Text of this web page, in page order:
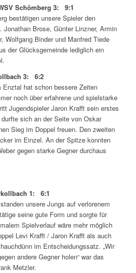
Schömberg 3: 9:1
bestätigen unsere Spieler den
Jonathan Brose, Günter Linzner, Armin
Wolfgang Binder und Manfred Tiede
der Glücksgemeinde lediglich ein
3: 6:2
hat schon bessere Zeiten
noch über erfahrene und spielstarke
Jugendspieler Jaron Krafft sein erstes
sich an der Seite von Oskar
Sieg im Doppel freuen. Den zweiten
im Einzel. An der Spitze konnten
gegen starke Gegner durchaus
1: 6:1
unsere Jungs auf verlorenem
seine gute Form und sorgte für
Spielverlauf wäre mehr möglich
Levi Krafft / Jaron Krafft als auch
im Entscheidungssatz. „Wir
andere Gegner holen“ war das
Metzler.